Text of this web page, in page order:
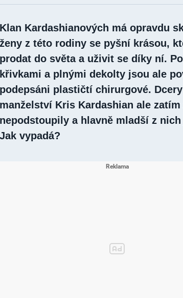
Klan Kardashianových má opravdu
ženy z této rodiny se pyšní krásou,
prodat do světa a uživit se díky ní.
křivkami a plnými dekolty jsou ale
podepsáni plastičtí chirurgové.
manželství Kris Kardashian ale zatím
nepodstoupily a hlavně mladší z
Jak vypadá?